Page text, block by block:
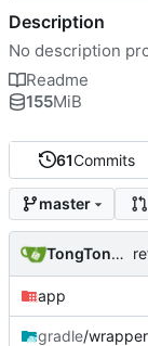
61Commits
master
TongTongStudio
app
gradle/wrapper
Description
No description
Readme
155MiB